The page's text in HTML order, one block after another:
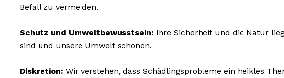
Befall zu vermeiden.
Schutz und Umweltbewusstsein: Ihre Sicherheit und die Natur
sind und unsere Umwelt schonen.
Diskretion: Wir verstehen, dass Schädlingsprobleme ein heikles